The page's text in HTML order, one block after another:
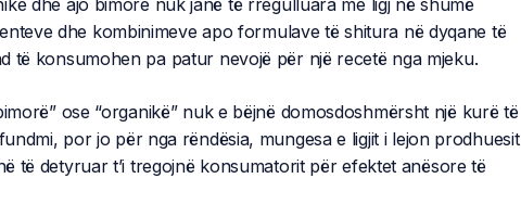
dhe kombinimeve apo formulave të shitura në dyqane të
të konsumohen pa patur nevojë për një recetë nga mjeku.
ose “organikë” nuk e bëjnë domosdoshmërsht një kurë të
por jo për nga rëndësia, mungesa e ligjit i lejon prodhuesit
të detyruar t’i tregojnë konsumatorit për efektet anësore të